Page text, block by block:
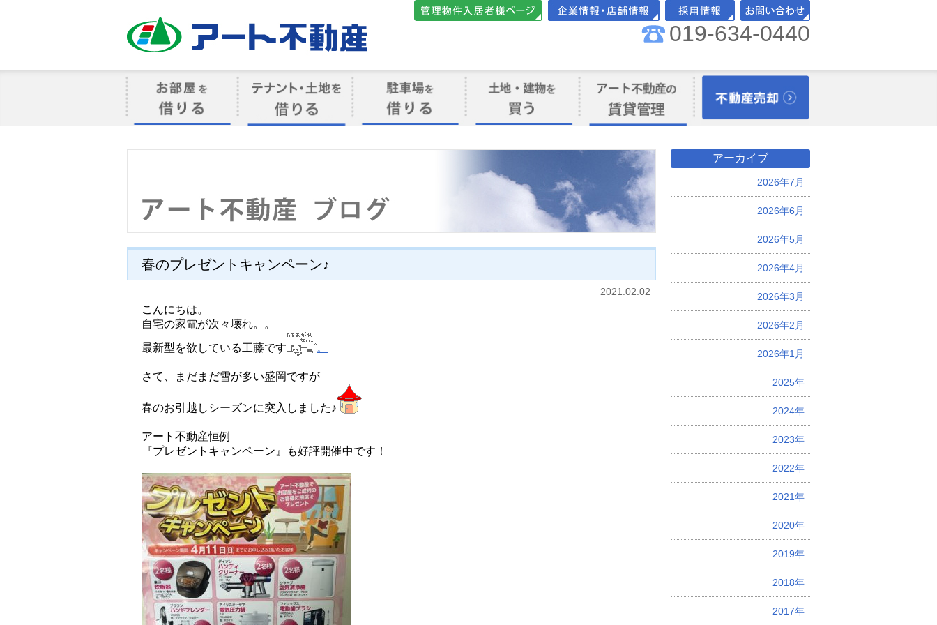
アート不動産
会社案内・店舗情報 採用情報 お問い合わせ
019-634-0440
け
春のプレゼントキャンペーン♪
2021.02.02
こんにちは。
自宅の家電が次々壊れ。。
最新型を欲している工藤です
。
さて、まだまだ雪が多い盛岡ですが
春のお引越しシーズンに突入しました♪
アート不動産恒例
『プレゼントキャンペーン』も好評開催中です！
アーカイブ
2026年7月
2026年6月
2026年5月
2026年4月
2026年3月
2026年2月
2026年1月
2025年
2024年
2023年
2022年
2021年
2020年
2019年
2018年
2017年